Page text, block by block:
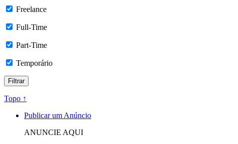
Freelance
Full-Time
Part-Time
Temporário
Topo ↑
Publicar um Anúncio
ANUNCIE AQUI